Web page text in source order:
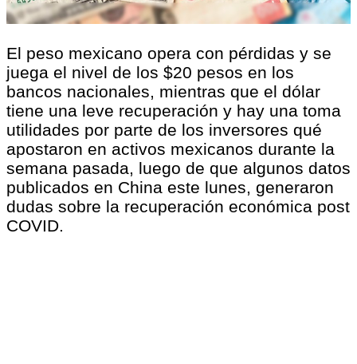
El peso mexicano opera con pérdidas y se
juega el nivel de los $20 pesos en los
bancos nacionales, mientras que el dólar
tiene una leve recuperación y hay una toma
utilidades por parte de los inversores qué
apostaron en activos mexicanos durante la
semana pasada, luego de que algunos datos
publicados en China este lunes, generaron
dudas sobre la recuperación económica post
COVID.